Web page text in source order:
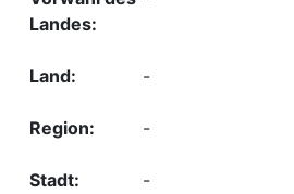
-
-
-